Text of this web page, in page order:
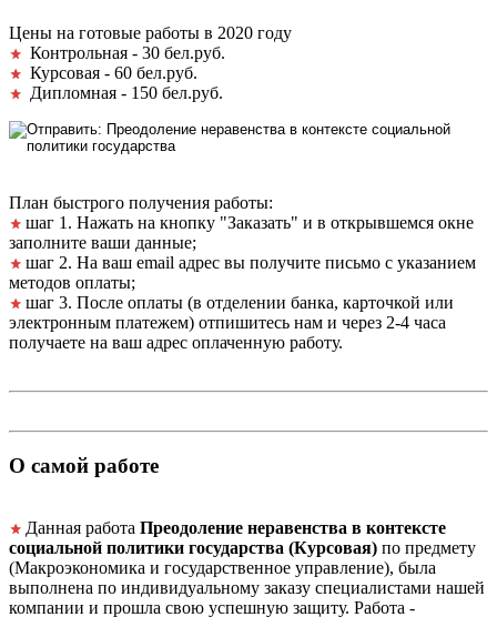
Цены на готовые работы в 2020 году
Контрольная - 30 бел.руб.
Курсовая - 60 бел.руб.
Дипломная - 150 бел.руб.
План быстрого получения работы:
шаг 1. Нажать на кнопку "Заказать" и в открывшемся окне
заполните ваши данные;
шаг 2. На ваш email адрес вы получите письмо с указанием
методов оплаты;
шаг 3. После оплаты (в отделении банка, карточкой или
электронным платежем) отпишитесь нам и через 2-4 часа
получаете на ваш адрес оплаченную работу.
О самой работе
Данная работа Преодоление неравенства в контексте
социальной политики государства (Курсовая) по предмету
(Макроэкономика и государственное управление), была
выполнена по индивидуальному заказу специалистами нашей
компании и прошла свою успешную защиту. Работа -